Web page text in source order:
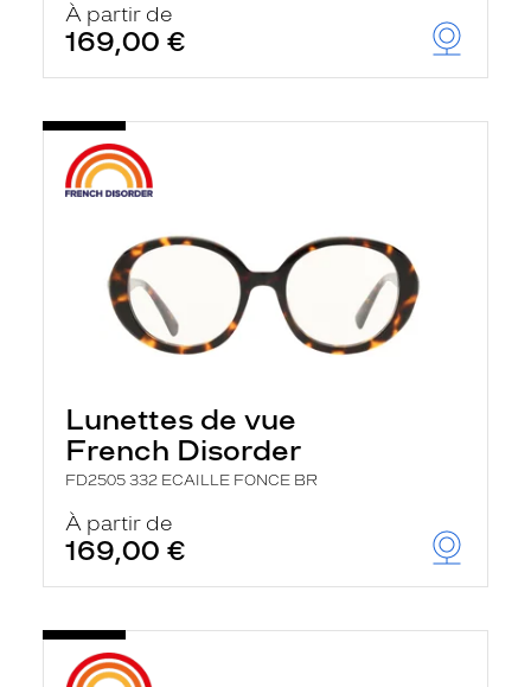
À partir de
169,00 €
Lunettes de vue
French Disorder
FD2505 332 ECAILLE FONCE BR
À partir de
169,00 €